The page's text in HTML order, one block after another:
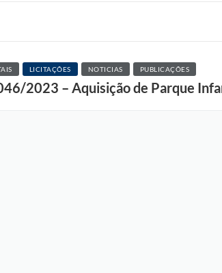
LICITAÇÕES NOTICIAS PUBLICAÇÕES
2023 – Aquisição de Parque